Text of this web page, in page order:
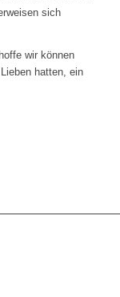
sich
wir können
hatten, ein